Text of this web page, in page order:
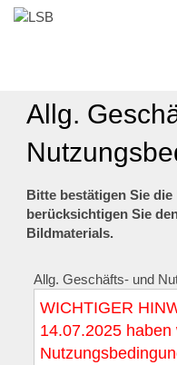
Allg.
Bitte bestätigen Sie
berücksichtigen Sie
Bildmaterials.
Allg. Geschäfts- und
WICHTIGER
14.07.2025 haben